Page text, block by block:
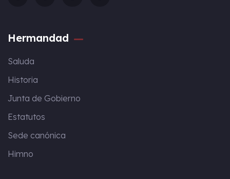
Hermandad
Saluda
Historia
Junta de Gobierno
Estatutos
Sede canónica
Himno